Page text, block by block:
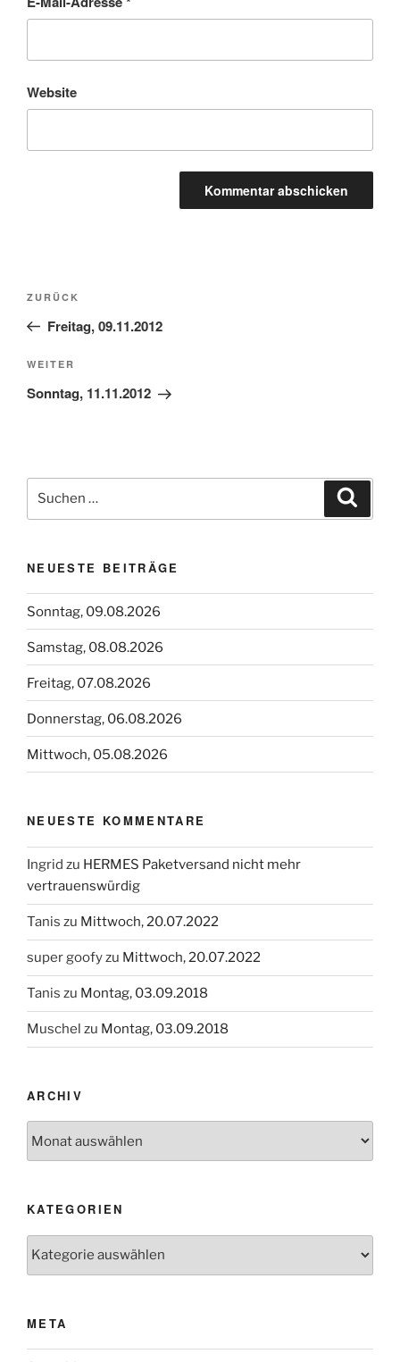
Website
Beitragsnavigation
Vorheriger
Beitrag
ZURÜCK
Freitag, 09.11.2012
Nächster
Beitrag
WEITER
Sonntag, 11.11.2012
Suchen
nach:
NEUESTE BEITRÄGE
Sonntag, 09.08.2026
Samstag, 08.08.2026
Freitag, 07.08.2026
Donnerstag, 06.08.2026
Mittwoch, 05.08.2026
NEUESTE KOMMENTARE
Ingrid zu HERMES Paketversand nicht mehr
vertrauenswürdig
Tanis zu Mittwoch, 20.07.2022
super goofyzu Mittwoch, 20.07.2022
Tanis zu Montag, 03.09.2018
Muschel zu Montag, 03.09.2018
ARCHIV
KATEGORIEN
Kategorien
META